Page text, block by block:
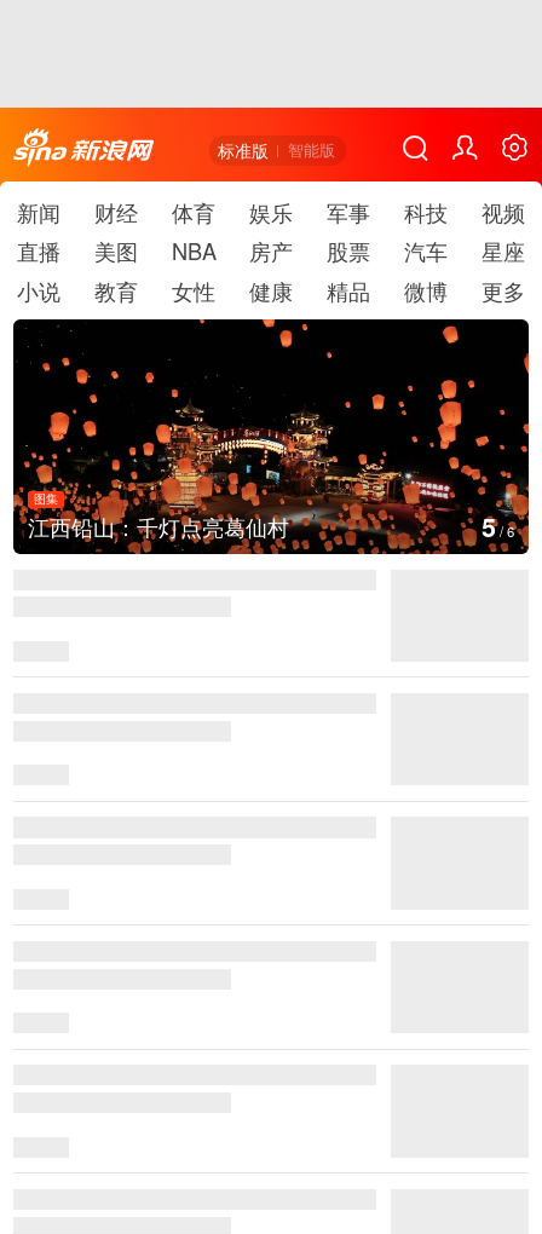
标准版 智能版
新闻 财经 体育 娱乐 军事 科技
视频
直播
美图 NBA 房产 股票 汽车
星座
小说
教育 女性 健康 精品 微博 更多
图集
上海：七彩稻田画迎最佳观赏期 6/6